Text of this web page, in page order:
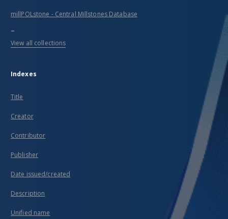
millPOLstone - Central Millstones Database
...
View all collections
Indexes
Title
Creator
Contributor
Publisher
Date issued/created
Description
Unified name